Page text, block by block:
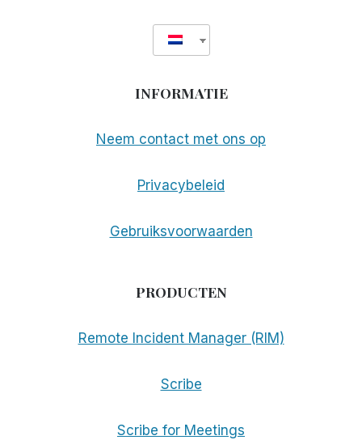
INFORMATIE
Neem contact met ons op
Privacybeleid
Gebruiksvoorwaarden
PRODUCTEN
Remote Incident Manager (RIM)
Scribe
Scribe for Meetings